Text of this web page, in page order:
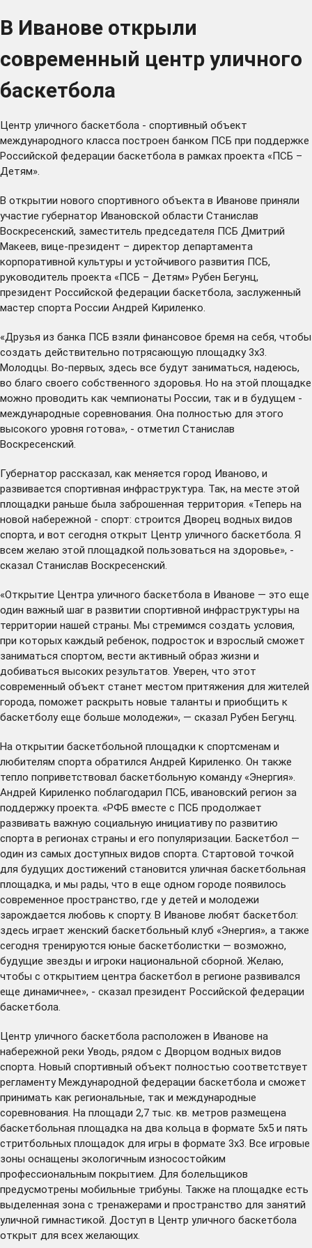
В Иванове открыли
современный центр уличного
баскетбола
Центр уличного баскетбола - спортивный объект
международного класса построен банком ПСБ при поддержке
Российской федерации баскетбола в рамках проекта «ПСБ –
Детям».
В открытии нового спортивного объекта в Иванове приняли
участие губернатор Ивановской области Станислав
Воскресенский, заместитель председателя ПСБ Дмитрий
Макеев, вице-президент – директор департамента
корпоративной культуры и устойчивого развития ПСБ,
руководитель проекта «ПСБ – Детям» Рубен Бегунц,
президент Российской федерации баскетбола, заслуженный
мастер спорта России Андрей Кириленко.
«Друзья из банка ПСБ взяли финансовое бремя на себя, чтобы
создать действительно потрясающую площадку 3х3.
Молодцы. Во-первых, здесь все будут заниматься, надеюсь,
во благо своего собственного здоровья. Но на этой площадке
можно проводить как чемпионаты России, так и в будущем -
международные соревнования. Она полностью для этого
высокого уровня готова», - отметил Станислав
Воскресенский.
Губернатор рассказал, как меняется город Иваново, и
развивается спортивная инфраструктура. Так, на месте этой
площадки раньше была заброшенная территория. «Теперь на
новой набережной - спорт: строится Дворец водных видов
спорта, и вот сегодня открыт Центр уличного баскетбола. Я
всем желаю этой площадкой пользоваться на здоровье», -
сказал Станислав Воскресенский.
«Открытие Центра уличного баскетбола в Иванове — это еще
один важный шаг в развитии спортивной инфраструктуры на
территории нашей страны. Мы стремимся создать условия,
при которых каждый ребенок, подросток и взрослый сможет
заниматься спортом, вести активный образ жизни и
добиваться высоких результатов. Уверен, что этот
современный объект станет местом притяжения для жителей
города, поможет раскрыть новые таланты и приобщить к
баскетболу еще больше молодежи», — сказал Рубен Бегунц.
На открытии баскетбольной площадки к спортсменам и
любителям спорта обратился Андрей Кириленко. Он также
тепло поприветствовал баскетбольную команду «Энергия».
Андрей Кириленко поблагодарил ПСБ, ивановский регион за
поддержку проекта. «РФБ вместе с ПСБ продолжает
развивать важную социальную инициативу по развитию
спорта в регионах страны и его популяризации. Баскетбол —
один из самых доступных видов спорта. Стартовой точкой
для будущих достижений становится уличная баскетбольная
площадка, и мы рады, что в еще одном городе появилось
современное пространство, где у детей и молодежи
зарождается любовь к спорту. В Иванове любят баскетбол:
здесь играет женский баскетбольный клуб «Энергия», а также
сегодня тренируются юные баскетболистки — возможно,
будущие звезды и игроки национальной сборной. Желаю,
чтобы с открытием центра баскетбол в регионе развивался
еще динамичнее», - сказал президент Российской федерации
баскетбола.
Центр уличного баскетбола расположен в Иванове на
набережной реки Уводь, рядом с Дворцом водных видов
спорта. Новый спортивный объект полностью соответствует
регламенту Международной федерации баскетбола и сможет
принимать как региональные, так и международные
соревнования. На площади 2,7 тыс. кв. метров размещена
баскетбольная площадка на два кольца в формате 5х5 и пять
стритбольных площадок для игры в формате 3х3. Все игровые
зоны оснащены экологичным износостойким
профессиональным покрытием. Для болельщиков
предусмотрены мобильные трибуны. Также на площадке есть
выделенная зона с тренажерами и пространство для занятий
уличной гимнастикой. Доступ в Центр уличного баскетбола
открыт для всех желающих.